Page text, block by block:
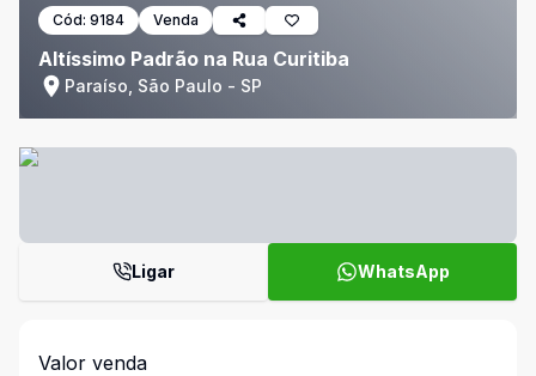
Cód: 9184 Venda
Altíssimo Padrão na Rua Curitiba
Paraíso, São Paulo - SP
Ligar WhatsApp
Valor venda